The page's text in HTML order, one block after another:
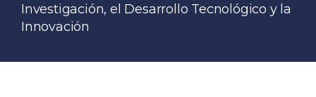
Investigación, el Desarrollo Tecnológico y la
Innovación